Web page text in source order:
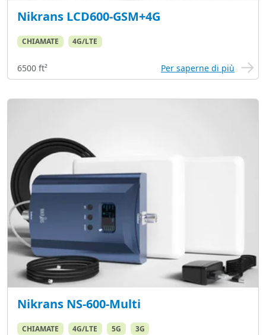
Nikrans LCD600-GSM+4G
CHIAMATE 4G/LTE
6500 ft² Per saperne di più
Nikrans NS-600-Multi
CHIAMATE 4G/LTE 5G 3G